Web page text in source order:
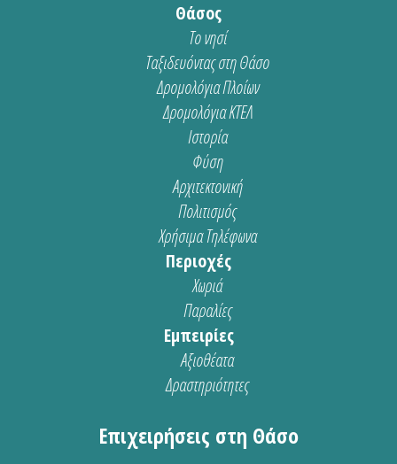
Θάσος
Το νησί
Ταξιδευόντας στη Θάσο
Δρομολόγια Πλοίων
Δρομολόγια ΚΤΕΛ
Ιστορία
Φύση
Αρχιτεκτονική
Πολιτισμός
Χρήσιμα Τηλέφωνα
Περιοχές
Χωριά
Παραλίες
Εμπειρίες
Αξιοθέατα
Δραστηριότητες
Επιχειρήσεις στη Θάσο